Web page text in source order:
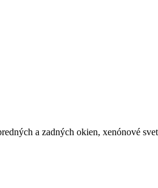
a zadných okien, xenónové